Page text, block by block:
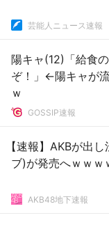
芸能人ニュース速報
陽キャ(12)「給食
ぞ！」←陽キャが
ｗ
GOSSIP速報
【速報】AKBが出
ブ)が発売へｗｗｗ
AKB48地下速報